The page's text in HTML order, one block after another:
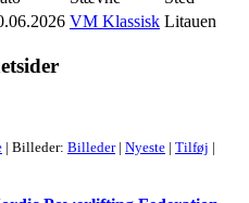
VM Klassisk Litauen
| Billeder: Billeder| Nyeste | Tilføj |